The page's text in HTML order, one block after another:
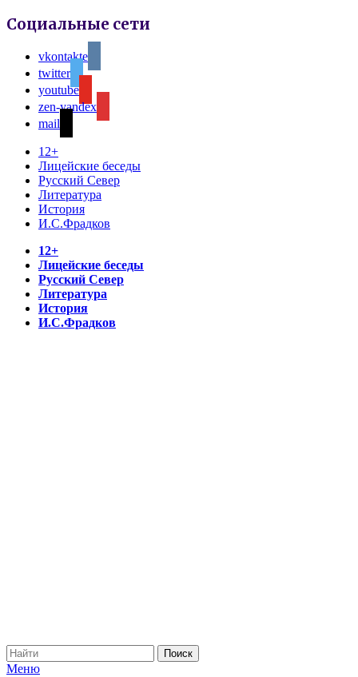
Социальные сети
vkontakte
twitter
youtube
zen-yandex
mail
12+
Лицейские беседы
Русский Север
Литература
История
И.С.Фрадков
12+
Лицейские беседы
Русский Север
Литература
История
И.С.Фрадков
Меню